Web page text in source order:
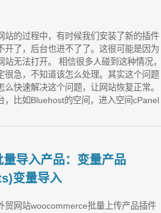
站的过程中，有时候我们安装了新的插件
开了，后台也进不了了。这很可能是因为
站无法打开。 相信很多人碰到这种情况，
很急，不知道该怎么处理。其实这个问题
快速解决这个问题，让网站恢复正常。
，比如Bluehost的空间，进入空间cPanel
导入产品：变量产品
变量导入
贸网站woocommerce批量上传产品插件